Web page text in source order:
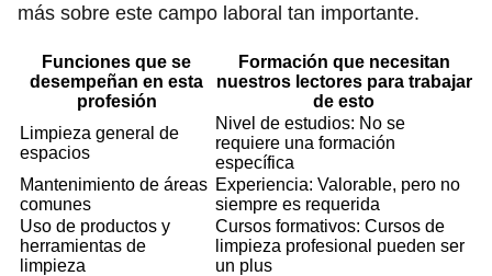
más sobre este campo laboral tan importante.
Funciones que se
desempeñan en esta
profesión
Formación que necesitan
nuestros lectores para trabajar
de esto
Limpieza general de
espacios
Nivel de estudios: No se
requiere una formación
específica
Mantenimiento de áreas
comunes
Experiencia: Valorable, pero no
siempre es requerida
Uso de productos y
herramientas de
limpieza
Cursos formativos: Cursos de
limpieza profesional pueden ser
un plus